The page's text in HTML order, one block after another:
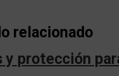
relacionado
y protección